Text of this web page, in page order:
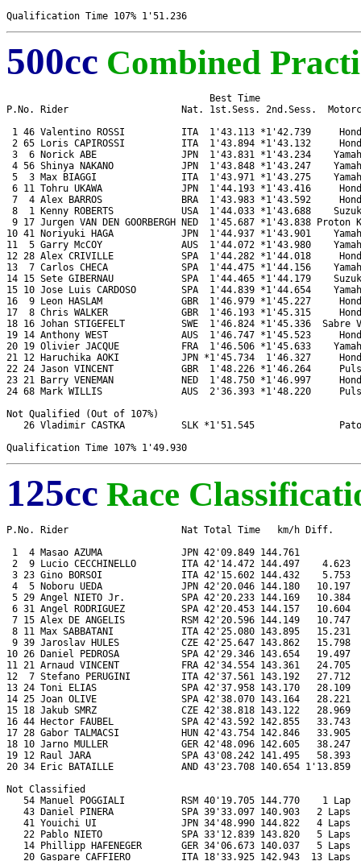
500cc Combined
                                    Best Time
P.No. Rider                    Nat. 1st.Sess. 2nd.Sess.
1 46 Valentino ROSSI          ITA  1'43.113 *1'42.739
2 65 Loris CAPIROSSI          ITA  1'43.894 *1'43.132     Honda
3  6 Norick ABE               JPN  1'43.831 *1'43.234    Yamaha
4 56 Shinya NAKANO            JPN  1'43.848 *1'43.247
5  3 Max BIAGGI               ITA  1'43.971 *1'43.275    Yamaha
6 11 Tohru UKAWA              JPN  1'44.193 *1'43.416     Honda
7  4 Alex BARROS              BRA  1'43.983 *1'43.592     Honda
8  1 Kenny ROBERTS            USA  1'44.033 *1'43.688
9 17 Jurgen VAN DEN GOORBERGH NED  1'45.687 *1'43.838 Proton
10 41 Noriyuki HAGA            JPN  1'44.937 *1'43.901    Yamaha
11  5 Garry McCOY              AUS  1'44.072 *1'43.980    Yamaha
12 28 Alex CRIVILLE            SPA  1'44.282 *1'44.018     Honda
13  7 Carlos CHECA             SPA  1'44.475 *1'44.156    Yamaha
14 15 Sete GIBERNAU            SPA  1'44.465 *1'44.179
15 10 Jose Luis CARDOSO        SPA  1'44.839 *1'44.654
16  9 Leon HASLAM              GBR  1'46.979 *1'45.227
17  8 Chris WALKER             GBR  1'46.193 *1'45.315
18 16 Johan STIGEFELT          SWE  1'46.824 *1'45.336  Sabre
19 14 Anthony WEST             AUS  1'46.747 *1'45.523     Honda
20 19 Olivier JACQUE           FRA  1'46.506 *1'45.633
21 12 Haruchika AOKI           JPN *1'45.734  1'46.327
22 24 Jason VINCENT            GBR  1'48.226 *1'46.264
23 21 Barry VENEMAN            NED  1'48.750 *1'46.997     Honda
24 68 Mark WILLIS              AUS  2'36.393 *1'48.220
Not Qualified (Out of 107%)
26 Vladimir CASTKA          SLK *1'51.545
125cc Race
P.No. Rider                    Nat Total Time   km/h Diff.
1  4 Masao AZUMA              JPN 42'09.849 144.761
2  9 Lucio CECCHINELLO        ITA 42'14.472 144.497
3 23 Gino BORSOI              ITA 42'15.602 144.432    5.753
4  5 Noboru UEDA              JPN 42'20.046 144.180   10.197
5 29 Angel NIETO Jr.          SPA 42'20.233 144.169   10.384
6 31 Angel RODRIGUEZ          SPA 42'20.453 144.157
7 15 Alex DE ANGELIS          RSM 42'20.596 144.149   10.747
8 11 Max SABBATANI            ITA 42'25.080 143.895
9 39 Jaroslav HULES           CZE 42'25.647 143.862   15.798
10 26 Daniel PEDROSA           SPA 42'29.346 143.654
11 21 Arnaud VINCENT           FRA 42'34.554 143.361   24.705
12  7 Stefano PERUGINI         ITA 42'37.561 143.192
13 24 Toni ELIAS               SPA 42'37.958 143.170   28.109
14 25 Joan OLIVE               SPA 42'38.070 143.164   28.221
15 18 Jakub SMRZ               CZE 42'38.818 143.122   28.969
16 44 Hector FAUBEL            SPA 42'43.592 142.855
17 28 Gabor TALMACSI           HUN 42'43.754 142.846
18 10 Jarno MULLER             GER 42'48.096 142.605   38.247
19 12 Raul JARA                SPA 43'08.242 141.495   58.393
20 34 Eric BATAILLE            AND 43'23.708 140.654 1'13.859
Not Classified
54 Manuel POGGIALI          RSM 40'19.705 144.770    1 Lap
43 Daniel PINERA            SPA 39'33.097 140.903   2 Laps
41 Youichi UI               JPN 34'48.990 144.822   4 Laps
22 Pablo NIETO              SPA 33'12.839 143.820   5 Laps
14 Phillipp HAFENEGER       GER 34'06.673 140.037   5 Laps
20 Gaspare CAFFIERO         ITA 18'33.925 142.943  13 Laps